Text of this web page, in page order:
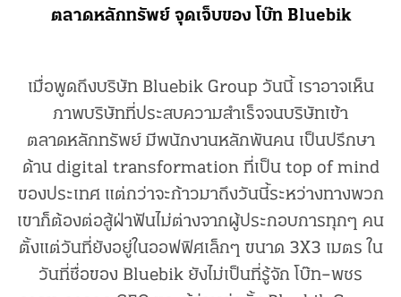
ตลาดหลักทรัพย์ จุดเจ็บของ โบ๊ท Bluebik
เมื่อพูดถึงบริษัท Bluebik Group วันนี้ เราอาจเห็น
ภาพบริษัทที่ประสบความสำเร็จจนบริษัทเข้า
ตลาดหลักทรัพย์ มีพนักงานหลักพันคน เป็นปรึกษา
ด้าน digital transformation ที่เป็น top of mind
ของประเทศ แต่กว่าจะก้าวมาถึงวันนี้ระหว่างทางพวก
เขาก็ต้องต่อสู้ฝ่าฟันไม่ต่างจากผู้ประกอบการทุกๆ คน
ตั้งแต่วันที่ยังอยู่ในออฟฟิศเล็กๆ ขนาด 3X3 เมตร ใน
วันที่ชื่อของ Bluebik ยังไม่เป็นที่รู้จัก โบ๊ท–พชร